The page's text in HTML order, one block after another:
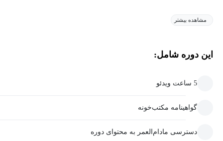
مشاهده بیشتر
این دوره شامل:
5 ساعت ویدئو
گواهینامه مکتب‌خونه
دسترسی مادام‌العمر به محتوای دوره